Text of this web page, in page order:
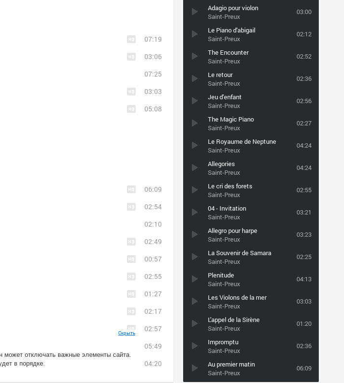
Adagio pour violon
Saint-Preux
03:00
Le Piano d'abigail
Saint-Preux
02:12
The Encounter
Saint-Preux
02:52
Le retour
Saint-Preux
02:36
Jeu d'enfant
Saint-Preux
02:56
The Magic Piano
Saint-Preux
02:27
Le Royaume de Neptune
Saint-Preux
04:24
Allegories
Saint-Preux
04:24
Le cri des forets
Saint-Preux
02:55
04 - Invitation
Saint-Preux
03:21
Allegro pour harpe
Saint-Preux
03:23
La Souvenir de Samara
Saint-Preux
02:25
Plenitude
Saint-Preux
04:13
Les Violons de la mer
Saint-Preux
03:03
L'appel de la Sirène
Saint-Preux
01:20
Impromptu
Saint-Preux
02:36
Au premier matin
Saint-Preux
06:09
07:19
03:06
07:25
03:03
05:08
06:09
02:54
02:10
02:49
00:57
02:55
01:27
02:17
02:57
05:49
04:20
может отключать важные элементы сайта.
в порядке.
Скрыть